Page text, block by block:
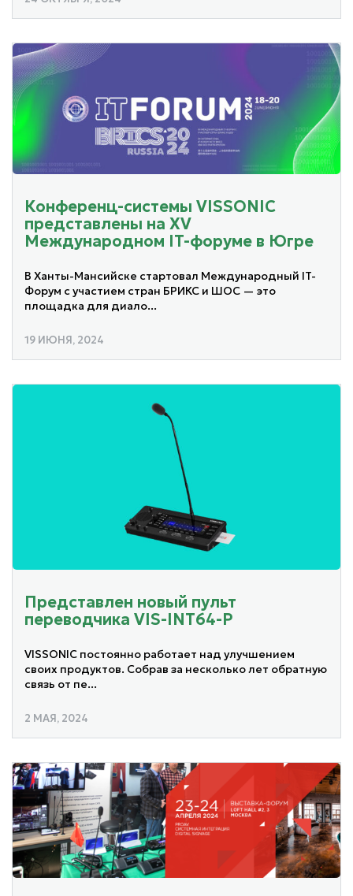
Конференц-системы VISSONIC
представлены на XV
Международном IT-форуме в Югре
В Ханты-Мансийске стартовал Международный IT-
Форум с участием стран БРИКС и ШОС — это
площадка для диало...
19 ИЮНЯ, 2024
Представлен новый пульт
переводчика VIS-INT64-P
VISSONIC постоянно работает над улучшением
своих продуктов. Собрав за несколько лет обратную
связь от пе...
2 МАЯ, 2024